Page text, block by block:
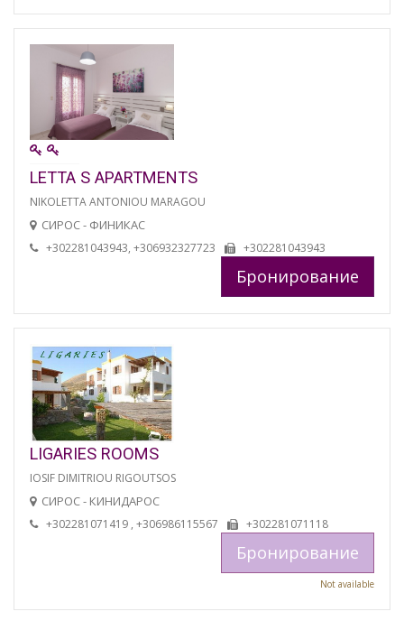
LETTA S APARTMENTS
NIKOLETTA ANTONIOU MARAGOU
СИРОС - ФИНИКАС
+302281043943, +306932327723 +302281043943
Бронирование
LIGARIES ROOMS
IOSIF DIMITRIOU RIGOUTSOS
СИРОС - КИНИДАРОС
+302281071419 , +306986115567 +302281071118
Бронирование
Not available